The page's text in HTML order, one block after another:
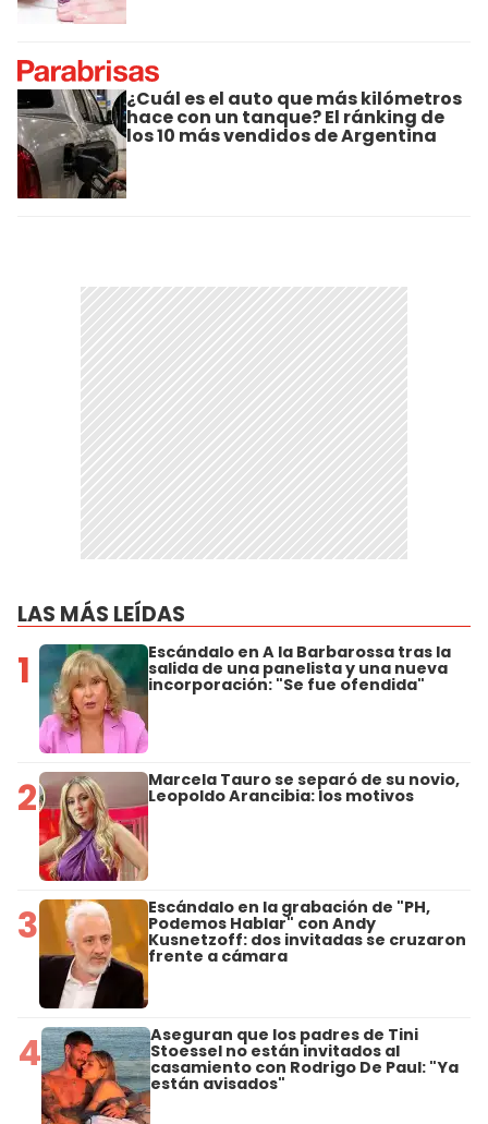
¿Cuál es el auto que más kilómetros
hace con un tanque? El ránking de
los 10 más vendidos de Argentina
LAS MÁS LEÍDAS
1 Escándalo en A la Barbarossa tras la
salida de una panelista y una nueva
incorporación: "Se fue ofendida"
2 Marcela Tauro se separó de su novio,
Leopoldo Arancibia: los motivos
3 Escándalo en la grabación de "PH,
Podemos Hablar" con Andy
Kusnetzoff: dos invitadas se cruzaron
frente a cámara
4 Aseguran que los padres de Tini
Stoessel no están invitados al
casamiento con Rodrigo De Paul: "Ya
están avisados"